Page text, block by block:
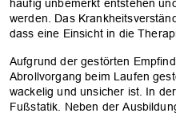
häufig unbemerkt entstehen
werden. Das
dass eine Einsicht in die
Aufgrund der gestörten
Abrollvorgang beim Laufen
wackelig und unsicher ist. In
Fußstatik. Neben der